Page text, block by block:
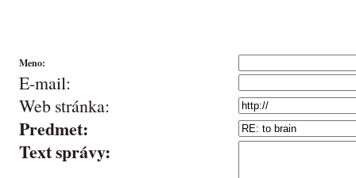
Meno:
E-mail:
Web stránka:
Predmet:
Text správy: